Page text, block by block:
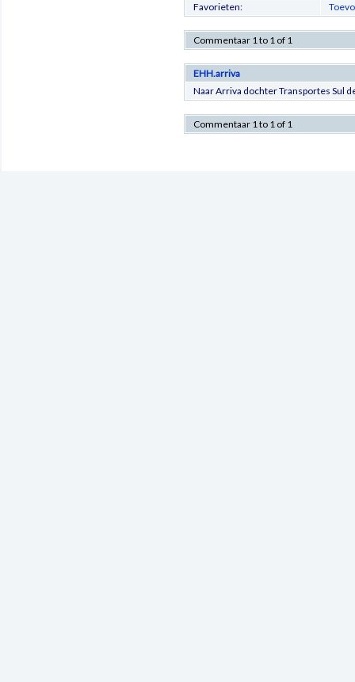
Favorieten:
Commentaar 1 to 1 of 1
EHH.arriva
Naar Arriva dochter Transportes Sul
Commentaar 1 to 1 of 1